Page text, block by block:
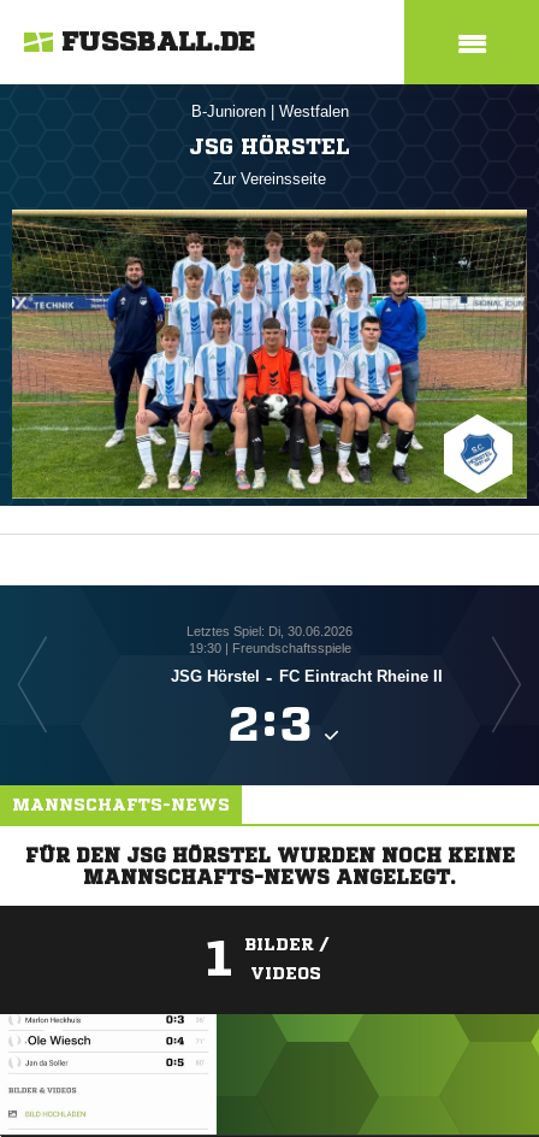
FUSSBALL.DE
B-Junioren Westfalen
JSG HÖRSTEL
Zur Vereinsseite
Letztes Spiel: Di, 30.06.2026
19:30 | Freundschaftsspiele
JSG Hörstel - FC Eintracht Rheine II
:
MANNSCHAFTS-NEWS
FÜR DEN JSG HÖRSTEL WURDEN NOCH KEINE
MANNSCHAFTS-NEWS ANGELEGT.
1
BILDER /
VIDEOS